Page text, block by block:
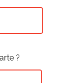
?